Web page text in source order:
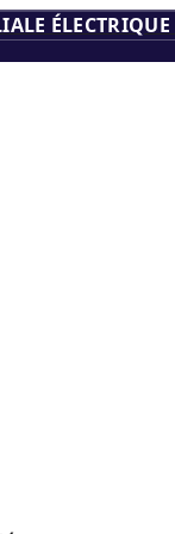
ÉLECTRIQUE